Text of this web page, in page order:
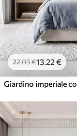
22.03€13.22 €